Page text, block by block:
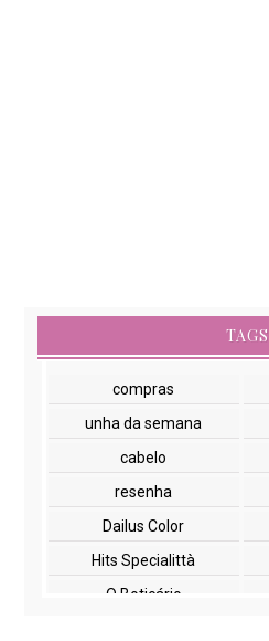
TAGS
compras
unha da semana
cabelo
resenha
Dailus Color
Hits Specialittà
O Boticário